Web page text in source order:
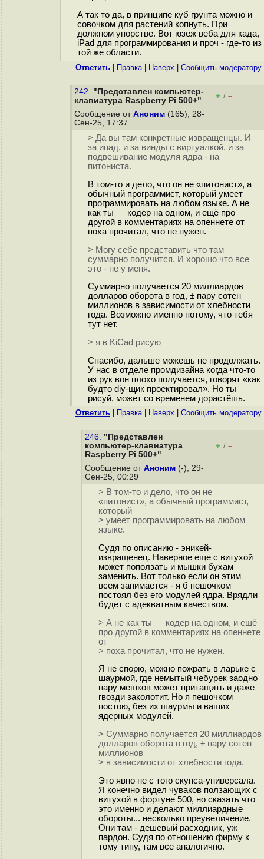
А так то да, в принципе куб грунта можно и
совочком для растений копнуть. При
должном упорстве. Вот юзеж веба для када,
iPad для программирования и проч - где-то из
той же области.
Ответить Правка| Наверх Cообщить модератору
242. "Представлен компьютер-
клавиатура Raspberry Pi 500+"
+ / –
Сообщение от Аноним (165), 28-
Сен-25, 17:37
> Да вы там конкретные извращенцы. И
за ипад, и за винды с виртуалкой, и за
подвешивание модуля ядра - на
питониста.
В том-то и дело, что он не «питонист», а
обычный программист, который умеет
программировать на любом языке. А не
как ты — кодер на одном, и ещё про
другой в комментариях на опеннете от
поха прочитал, что не нужен.
> Могу себе представить что там
суммарно получится. И хорошо что все
это - не у меня.
Суммарно получается 20 миллиардов
долларов оборота в год, ± пару сотен
миллионов в зависимости от хлебности
года. Возможно именно потому, что тебя
тут нет.
> я в KiCad рисую
Спасибо, дальше можешь не продолжать.
У нас в отделе промдизайна когда что-то
из рук вон плохо получается, говорят «как
будто diy-щик проектировал». Но ты
рисуй, может со временем дорастёшь.
Ответить Правка| Наверх Cообщить модератору
246. "Представлен
компьютер-клавиатура
Raspberry Pi 500+"
+ / –
Сообщение от Аноним (-), 29-
Сен-25, 00:29
> В том-то и дело, что он не
«питонист», а обычный программист,
который
> умеет программировать на любом
языке.
Судя по описанию - эникей-
извращенец. Наверное еще с витухой
может поползать и мышки бухам
заменить. Вот только если он этим
всем занимается - я б пешочком
постоял без его модулей ядра. Врядли
будет с адекватным качеством.
> А не как ты — кодер на одном, и ещё
про другой в комментариях на опеннете
от
> поха прочитал, что не нужен.
Я не спорю, можно пожрать в ларьке с
шаурмой, где немытый чебурек заодно
пару мешков может притащить и даже
гвозди заколотит. Но я пешочком
постою, без их шаурмы и ваших
ядерных модулей.
> Суммарно получается 20 миллиардов
долларов оборота в год, ± пару сотен
миллионов
> в зависимости от хлебности года.
Это явно не с того скунса-универсала.
Я конечно видел чуваков ползающих с
витухой в фортуне 500, но сказать что
это именно и делают миллиардные
обороты... несколько преувеличение.
Они там - дешевый расходник, уж
пардон. Судя по отношению фирму к
тому типу, там все аналогично.